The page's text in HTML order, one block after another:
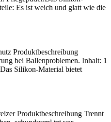
Es ist weich und glatt wie die
Produktbeschreibung
bei Ballenproblemen. Inhalt: 1
Silikon-Material bietet
Produktbeschreibung Trennt